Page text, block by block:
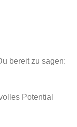
bereit zu sagen:
Potential